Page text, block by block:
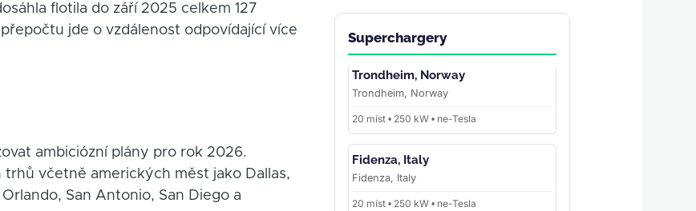
flotila do září 2025 celkem 127
jde o vzdálenost odpovídající více
ambiciózní plány pro rok 2026.
včetně amerických měst jako Dallas,
San Antonio, San Diego a
Superchargery
Trondheim, Norway
Trondheim, Norway
20 míst • 250 kW • ne-Tesla
Fidenza, Italy
Fidenza, Italy
20 míst • 250 kW • ne-Tesla